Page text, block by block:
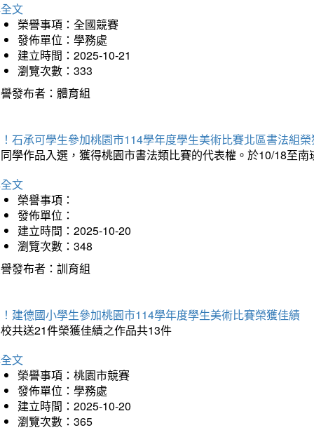
文
榮譽事項：全國競賽
發佈單位：學務處
建立時間：2025-10-21
瀏覽次數：333
發布者：體育組
石承可學生參加桃園市114學年度學生美術比賽北區書法組
學作品入選，獲得桃園市書法類比賽的代表權。於10/18至
文
榮譽事項：
發佈單位：
建立時間：2025-10-20
瀏覽次數：348
發布者：訓育組
建德國小學生參加桃園市114學年度學生美術比賽榮獲佳績
共送21件榮獲佳績之作品共13件
文
榮譽事項：桃園市競賽
發佈單位：學務處
建立時間：2025-10-20
瀏覽次數：365